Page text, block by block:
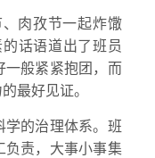
肉孜节一起炸馓
话语道出了班员
一般紧紧抱团，而
最好见证。
学的治理体系。班
负责，大事小事集